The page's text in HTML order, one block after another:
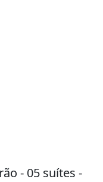
- 05 suítes -